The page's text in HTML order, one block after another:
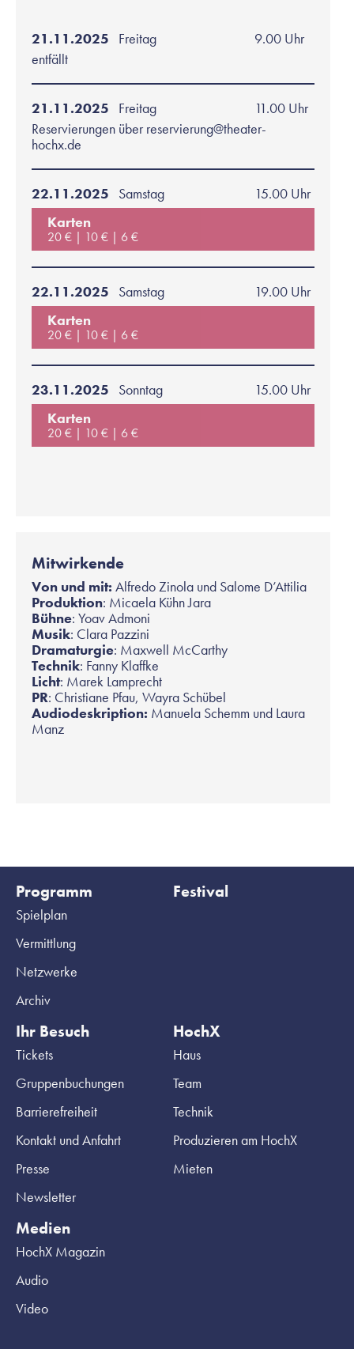
21.11.2025 Freitag
9.00 Uhr
entfällt
21.11.2025 Freitag
11.00 Uhr
Reservierungen über reservierung@theater-
hochx.de
22.11.2025 Samstag
15.00 Uhr
Karten
20 € 10 € 6 €
22.11.2025 Samstag
19.00 Uhr
Karten
20 € 10 € 6 €
23.11.2025 Sonntag
15.00 Uhr
Karten
20 € 10 € 6 €
Mitwirkende
Von und mit: Alfredo Zinola und Salome D’Attilia
Produktion: Micaela Kühn Jara
Bühne: Yoav Admoni
Musik: Clara Pazzini
Dramaturgie: Maxwell McCarthy
Technik: Fanny Klaffke
Licht: Marek Lamprecht
PR: Christiane Pfau, Wayra Schübel
Audiodeskription: Manuela Schemm und Laura
Manz
Programm
Spielplan
Vermittlung
Netzwerke
Archiv
Festival
Ihr Besuch
Tickets
Gruppenbuchungen
Barrierefreiheit
Kontakt und Anfahrt
Presse
Newsletter
HochX
Haus
Team
Technik
Produzieren am HochX
Mieten
Medien
HochX Magazin
Audio
Video